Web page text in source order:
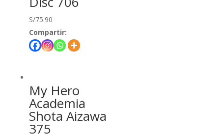
S/75.90
Compartir:
My Hero
Academia
Shota Aizawa
375